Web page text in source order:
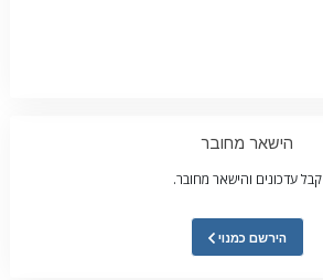
הישאר מחובר
קבל עדכונים והישאר מחובר.
הירשם כמנוי